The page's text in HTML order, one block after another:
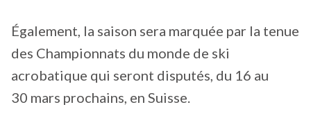
Également, la saison sera marquée par la tenue
des Championnats du monde de ski
acrobatique qui seront disputés, du 16 au
30 mars prochains, en Suisse.